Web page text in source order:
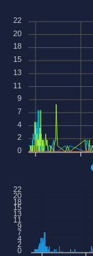
22
20
18
15
13
11
9
7
4
2
0
22
20
18
15
13
11
9
7
4
2
0